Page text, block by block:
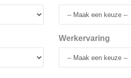
Werkervaring